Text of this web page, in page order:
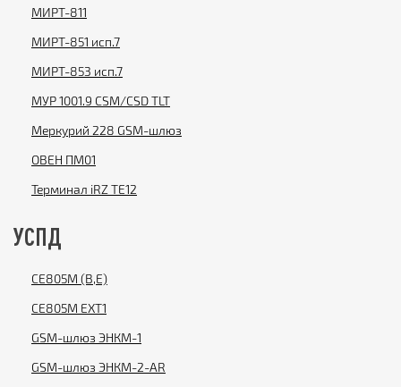
МИРТ-811
МИРТ-851 исп.7
МИРТ-853 исп.7
МУР 1001.9 CSM/CSD TLT
Меркурий 228 GSM-шлюз
ОВЕН ПМ01
Терминал iRZ TE12
УСПД
CE805M (B,E)
CE805М EXT1
GSM-шлюз ЭНКМ-1
GSM-шлюз ЭНКМ-2-AR